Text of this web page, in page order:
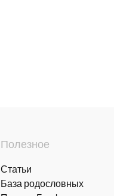
Полезное
Статьи
База родословных